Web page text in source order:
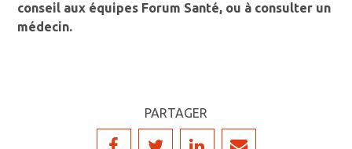
conseil aux équipes Forum Santé, ou à consulter un
médecin.
PARTAGER